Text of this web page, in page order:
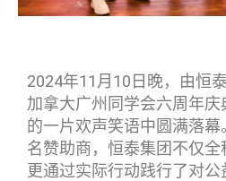
2024年11月10日晚，由恒
加拿大广州同学会六周年
的一片欢声笑语中圆满落
名赞助商，恒泰集团不仅全
更通过实际行动践行了对